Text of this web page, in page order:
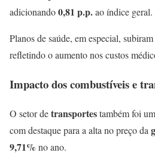
adicionando0,81 p.p.ao índice geral.
Planos de saúde, em especial,
refletindo o aumento nos custos
Impacto dos combustíveis e
O setor detransportestambém foi
com destaque para a alta no preço da
9,71% no ano.